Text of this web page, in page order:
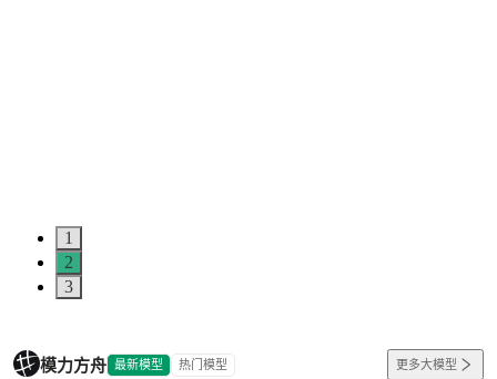
1
2
3
模力方舟 最新模型 热门模型 更多大模型